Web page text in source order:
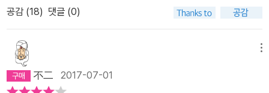
는 일은 없었지만 내내 불길한 몽환 또는 즉물적 현상이 당장이라도
이 한 밤에 벌어질 것 같은 공포감. 하, 이런 느낌은 중학교 시절 영화
<엑소시스트> 보고 한밤의 골목길 걸어 집에 갈 때의 팽팽한 신경줄
이후 처음이다. 저 어둑한, 아니, 옻빛같이 깜깜해 아무 것도 보이지
않는 골목길의 한 구석에서 무엇인가가 내가 다가갈 때까지 도사리고
공감 (18) 댓글 (0)
不二 2017-07-01